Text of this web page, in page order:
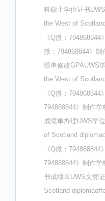
科硕士学位证书
the West of
《Q微：
微：794868844》
绩单修改GPAUWS
the West of
《Q微：794868844
794868844》制作
成绩单办理UWS学
of Scotland
《Q微：
794868844》制作
书成绩单UWS文凭
Scotland